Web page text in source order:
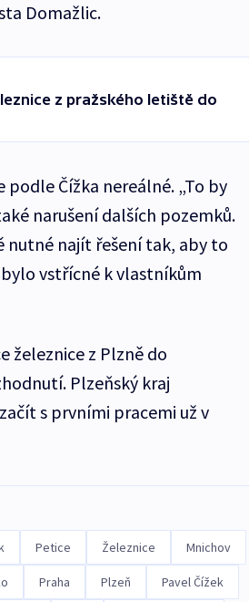
Domažlic.
z pražského letiště do
Čížka nereálné. „To by
narušení dalších pozemků.
nutné najít řešení tak, aby to
vstřícné k vlastníkům
železnice z Plzně do
Plzeňský kraj
s prvními pracemi už v
Petice Železnice Mnichov
Praha Plzeň Pavel Čížek